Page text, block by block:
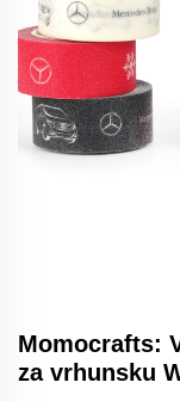
Momocrafts:
za vrhunsku